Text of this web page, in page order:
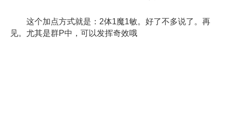
这个加点方式就是：2体1魔1敏。好了不多说了。再
见。尤其是群P中，可以发挥奇效哦